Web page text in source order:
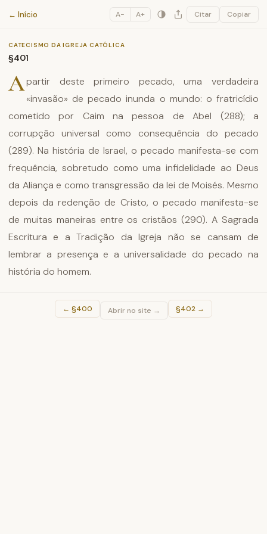
Catecismo da Igreja Católica
← Início A− A+ Citar Copiar
CATECISMO DA IGREJA CATÓLICA
§401
Apartir deste primeiro pecado, uma verdadeira
«invasão» de pecado inunda o mundo: o fratricídio
cometido por Caim na pessoa de Abel (288); a
corrupção universal como consequência do pecado
(289). Na história de Israel, o pecado manifesta-se com
frequência, sobretudo como uma infidelidade ao Deus
da Aliança e como transgressão da lei de Moisés. Mesmo
depois da redenção de Cristo, o pecado manifesta-se
de muitas maneiras entre os cristãos (290). A Sagrada
Escritura e a Tradição da Igreja não se cansam de
lembrar a presença e a universalidade do pecado na
história do homem.
← §400 Abrir no site → §402 →